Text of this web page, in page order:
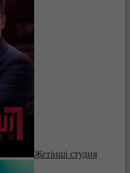
Жетінші студия